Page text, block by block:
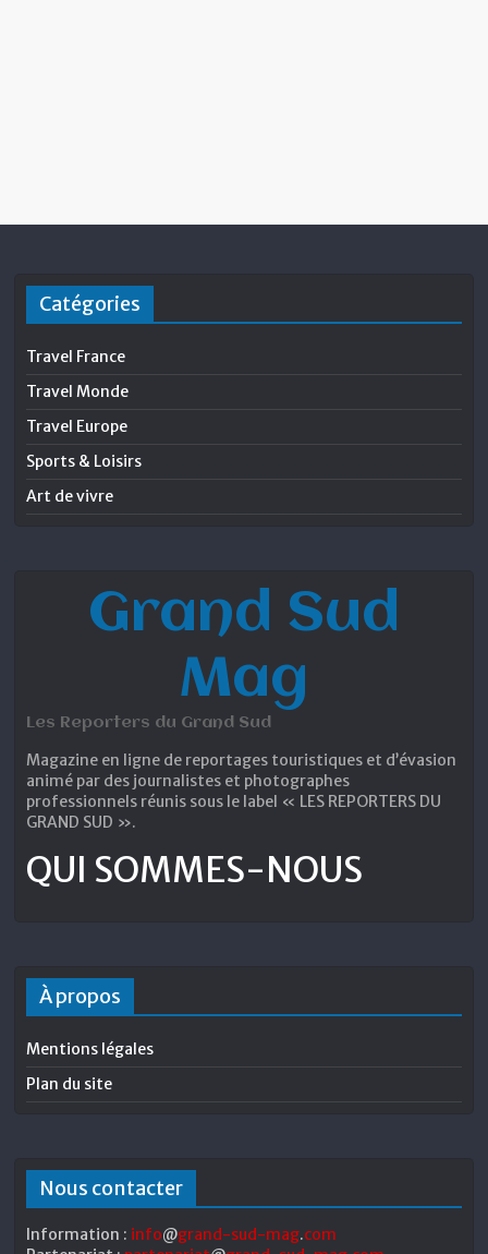
Catégories
Travel France
Travel Monde
Travel Europe
Sports & Loisirs
Art de vivre
Grand Sud
Mag
Les Reporters du Grand Sud
Magazine en ligne de reportages touristiques et d’évasion
animé par des journalistes et photographes
professionnels réunis sous le label « LES REPORTERS DU
GRAND SUD ».
QUI SOMMES-NOUS
À propos
Mentions légales
Plan du site
Nous contacter
Information : info@grand-sud-mag.com